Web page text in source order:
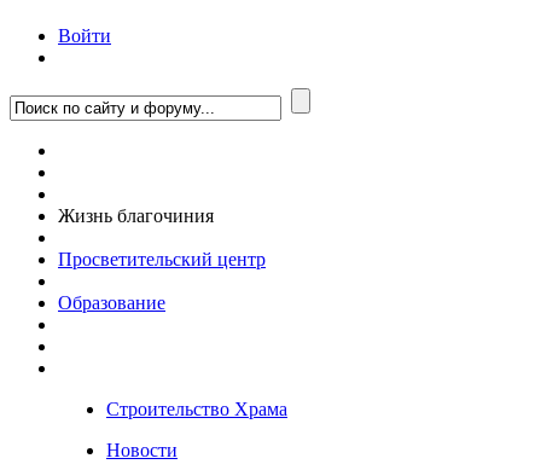
Войти
Жизнь благочиния
Просветительский центр
Образование
Строительство Храма
Новости